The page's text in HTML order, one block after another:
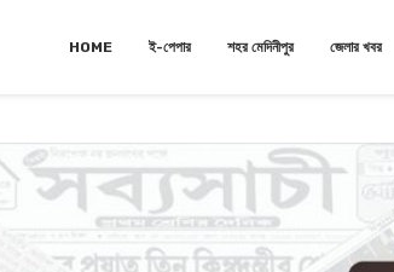
HOME ই-পেপার শহর মেদিনীপুর জেলার খবর